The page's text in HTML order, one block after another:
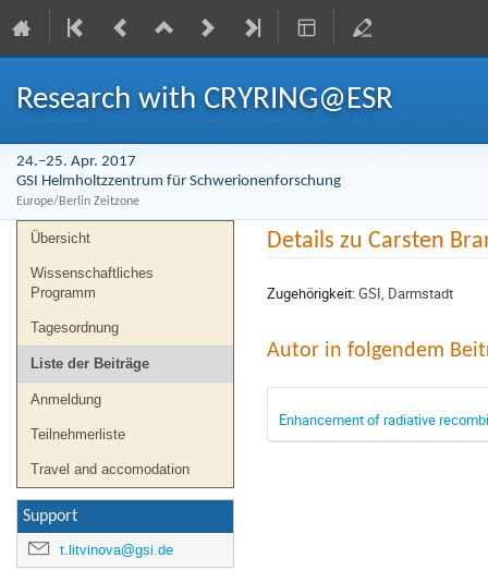
Research with CRYRING@ESR
24.–25. Apr. 2017
GSI Helmholtzzentrum für Schwerionenforschung
Europe/Berlin Zeitzone
Veranstaltungsmenü
Übersicht
Wissenschaftliches
Programm
Tagesordnung
Liste der Beiträge
Anmeldung
Teilnehmerliste
Travel and accomodation
Support
t.litvinova@gsi.de
Details zu Carsten
Zugehörigkeit:GSI, Darmstadt
Autor in folgendem
Enhancement of radiative